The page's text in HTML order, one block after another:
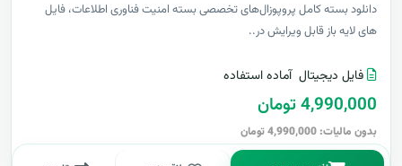
دانلود بسته کامل پروپوزال‌های تخصصی بسته امنیت فناوری اطلاعات، فایل
های لایه باز قابل ویرایش در..
فایل دیجیتال آماده استفاده
4,990,000 تومان
بدون مالیات: 4,990,000 تومان